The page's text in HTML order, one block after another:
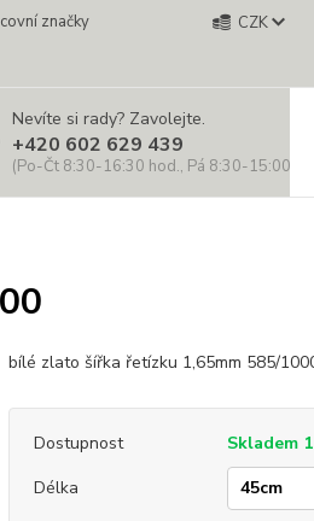
značky
CZK
Nevíte si rady? Zavolejte.
+420 602 629 439
(Po-Čt 8:30-16:30 hod., Pá 8:30-15:00
bílé zlato šířka řetízku 1,65mm 585/
Dostupnost
Skladem
Délka